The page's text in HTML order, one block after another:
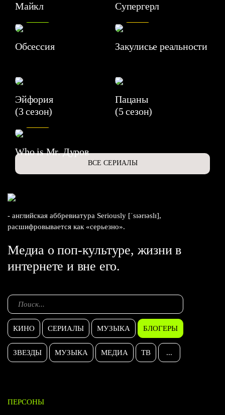
Майкл Супергерл
Обсессия
7.1
Закулисье реальности
Эйфория
(3 сезон)
Пацаны
(5 сезон)
Who is Mr. Дуров
ВСЕ СЕРИАЛЫ
- английская аббревиатура Seriously [ˈsɪərɪəslɪ],
расшифровывается как «серьезно».
Медиа о поп-культуре, жизни в
интернете и вне его.
КИНО СЕРИАЛЫ МУЗЫКА БЛОГЕРЫ
ЗВЕЗДЫ МУЗЫКА МЕДИА ТВ ...
ПЕРСОНЫ